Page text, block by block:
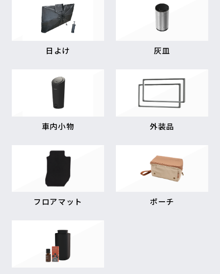
日よけ 灰皿
車内小物 外装品
フロアマット ポーチ